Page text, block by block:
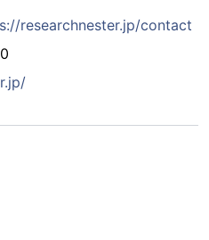
researchnester.jp/contact